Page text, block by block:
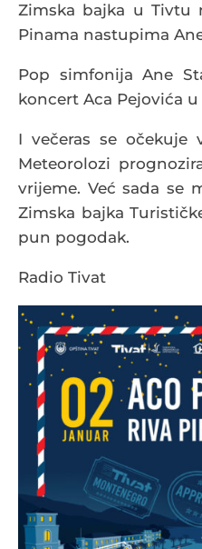
Zimska bajka u Tivtu
Pinama nastupima
Pop simfonija Ane
koncert Aca Pejovića u
I večeras se očekuje
Meteorolozi
vrijeme. Već sada se
Zimska bajka
pun pogodak.
Radio Tivat